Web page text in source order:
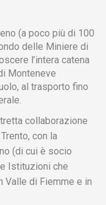
(a poco più di 100
delle Miniere di
l’intera catena
Monteneve
al trasporto fino
collaborazione
con la
(di cui è socio
Istituzioni che
di Fiemme e in